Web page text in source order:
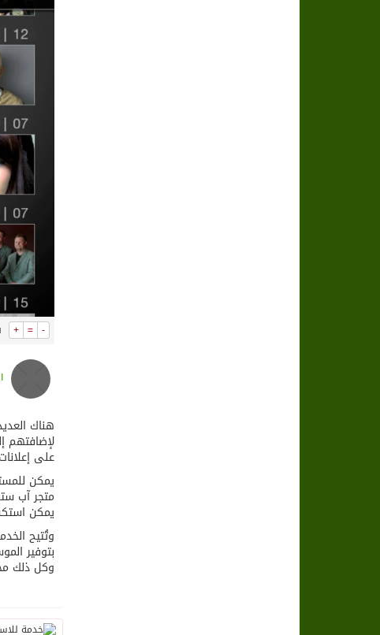
سراة عبيدة ضمن المراكز الأفضل إعلاميا في
وزارة الحج والعمرة تعلن بدء وصول ضيوف
المملكة تؤكد أهمية استمرارية العمليات
المحكمة العليا غدٍ الخميس هو المكمل لشهر
+ = -
هناك
لإضافتهم
على
يمكن
وتُتيح
بتوفير
وكل ذلك